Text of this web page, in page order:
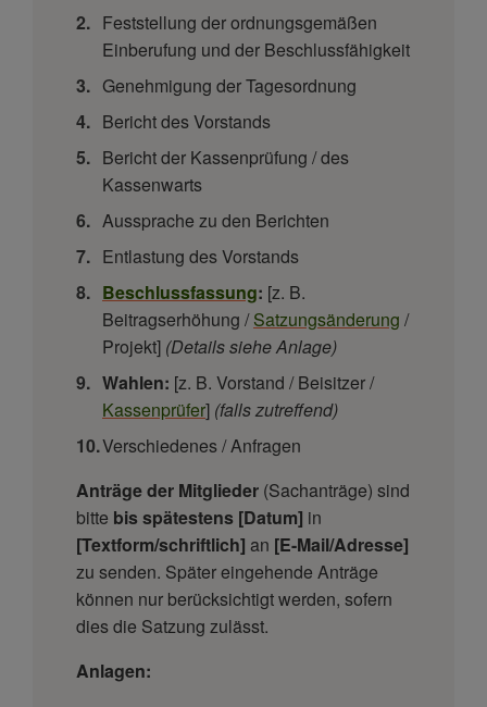
Feststellung der ordnungsgemäßen
Einberufung und der Beschlussfähigkeit
Genehmigung der Tagesordnung
Bericht des Vorstands
Bericht der Kassenprüfung / des
Kassenwarts
Aussprache zu den Berichten
Entlastung des Vorstands
Beschlussfassung: [z. B.
Beitragserhöhung /Satzungsänderung /
Projekt] (Details siehe Anlage)
Wahlen: [z. B. Vorstand / Beisitzer /
Kassenprüfer] (falls zutreffend)
Verschiedenes / Anfragen
Anträge der Mitglieder (Sachanträge) sind
bitte bis spätestens [Datum] in
[Textform/schriftlich] an [E-Mail/Adresse]
zu senden. Später eingehende Anträge
können nur berücksichtigt werden, sofern
dies die Satzung zulässt.
Anlagen: